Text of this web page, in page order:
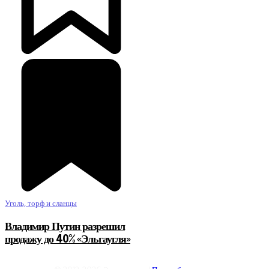
Уголь, торф и сланцы
Владимир Путин разрешил
продажу до 40% «Эльгаугля»